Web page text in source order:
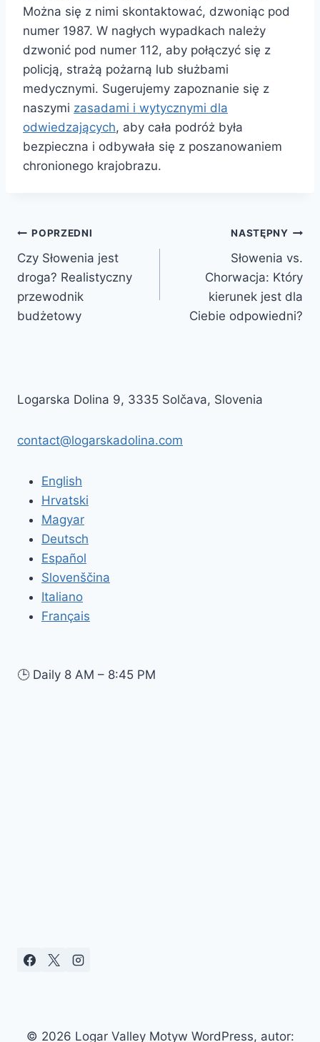
Można się z nimi skontaktować, dzwoniąc pod
numer 1987. W nagłych wypadkach należy
dzwonić pod numer 112, aby połączyć się z
policją, strażą pożarną lub służbami
medycznymi. Sugerujemy zapoznanie się z
naszymi zasadami i wytycznymi dla
odwiedzających, aby cała podróż była
bezpieczna i odbywała się z poszanowaniem
chronionego krajobrazu.
Nawigacja
wpisu
POPRZEDNI
Czy Słowenia jest
droga? Realistyczny
przewodnik
budżetowy
NASTĘPNY
Słowenia vs.
Chorwacja: Który
kierunek jest dla
Ciebie odpowiedni?
Logarska Dolina 9, 3335 Solčava, Slovenia
contact@logarskadolina.com
English
Hrvatski
Magyar
Deutsch
Español
Slovenščina
Italiano
Français
🕒 Daily 8 AM – 8:45 PM
© 2026 Logar Valley Motyw WordPress, autor: